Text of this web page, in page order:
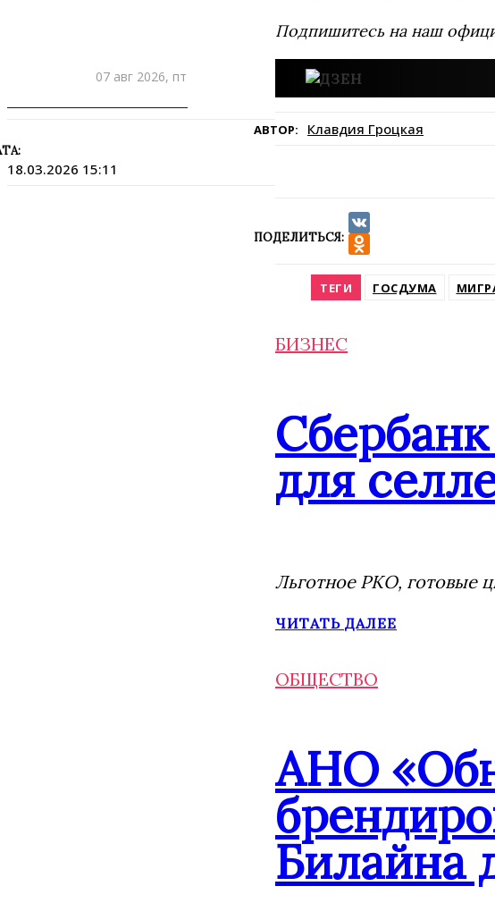
07 авг 2026, пт
18.03.2026 15:11
Подпишитесь на наш
АВТОР: Клавдия Гроцкая
ПОДЕЛИТЬСЯ:
VK
ТЕГИ ГОСДУМА
БИЗНЕС
для
Льготное РКО, готовые
ЧИТАТЬ ДАЛЕЕ
ОБЩЕСТВО
АНО
Билайна